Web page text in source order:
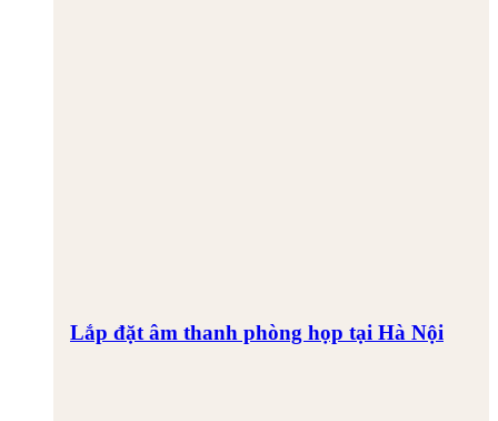
Lắp đặt âm thanh phòng họp tại Hà Nội